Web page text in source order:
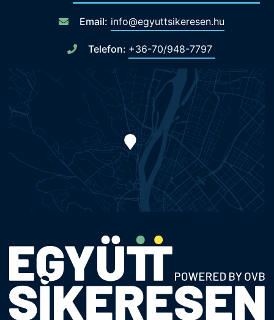
Email: info@egyuttsikeresen.hu
Telefon: +36-70/948-7797